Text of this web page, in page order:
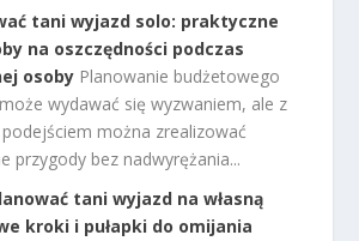
tani wyjazd solo: praktyczne
na oszczędności podczas
osoby Planowanie budżetowego
wydawać się wyzwaniem, ale z
można zrealizować
przygody bez nadwyrężania...
tani wyjazd na własną
kroki i pułapki do omijania